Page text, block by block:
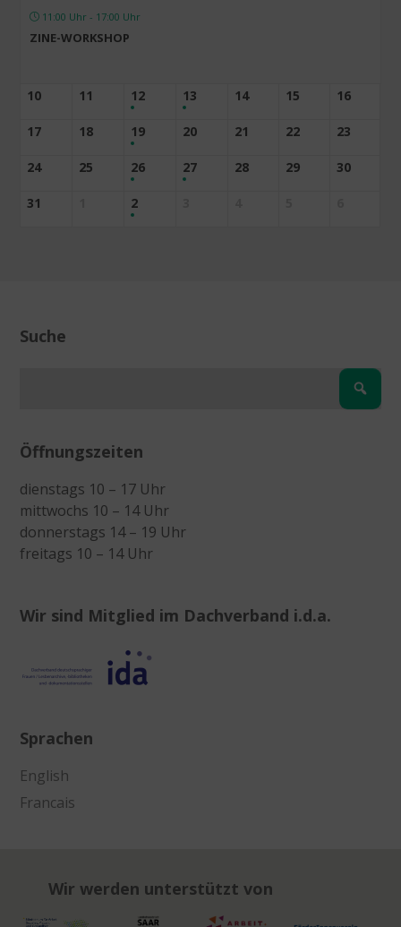
11:00 Uhr - 17:00 Uhr
ZINE-WORKSHOP
10 11 12 13 14 15 16
17 18 19 20 21 22 23
24 25 26 27 28 29 30
31 2
Suche
Öffnungszeiten
dienstags 10 – 17 Uhr
mittwochs 10 – 14 Uhr
donnerstags 14 – 19 Uhr
freitags 10 – 14 Uhr
Wir sind Mitglied im Dachverband i.d.a.
Sprachen
English
Francais
Wir werden unterstützt von